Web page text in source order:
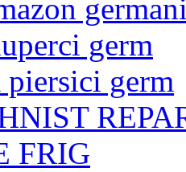
germ
germ
FRIG